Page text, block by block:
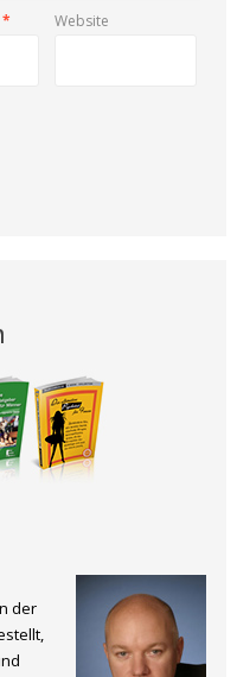
* Website
der